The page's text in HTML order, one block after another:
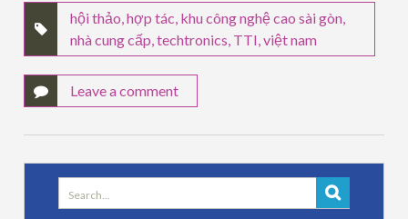
hội thảo,hợp tác, khu công nghệ cao sài gòn,
nhà cung cấp,techtronics, TTI,việt nam
Leave a comment
Search
for: